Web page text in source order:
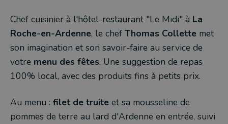
Chef cuisinier à l'hôtel-restaurant "Le Midi" à La
Roche-en-Ardenne, le chef Thomas Collette met
son imagination et son savoir-faire au service de
votre menu des fêtes. Une suggestion de repas
100% local, avec des produits fins à petits prix.
Au menu : filet de truite et sa mousseline de
pommes de terre au lard d'Ardenne en entrée, suivi